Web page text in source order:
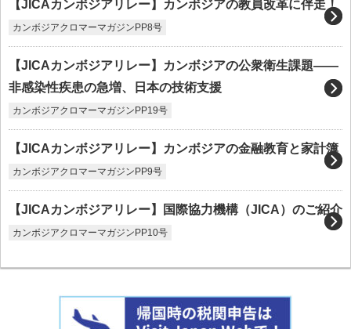
【JICAカンボジアリレー】カンボジアの教員改革に伴走！
カンボジアクロマーマガジンPP8号
【JICAカンボジアリレー】カンボジアの公衆衛生課題――
非感染性疾患の急増、日本の技術支援
カンボジアクロマーマガジンPP19号
【JICAカンボジアリレー】カンボジアの金融教育と家計簿
カンボジアクロマーマガジンPP9号
【JICAカンボジアリレー】国際協力機構（JICA）のご紹介
カンボジアクロマーマガジンPP10号